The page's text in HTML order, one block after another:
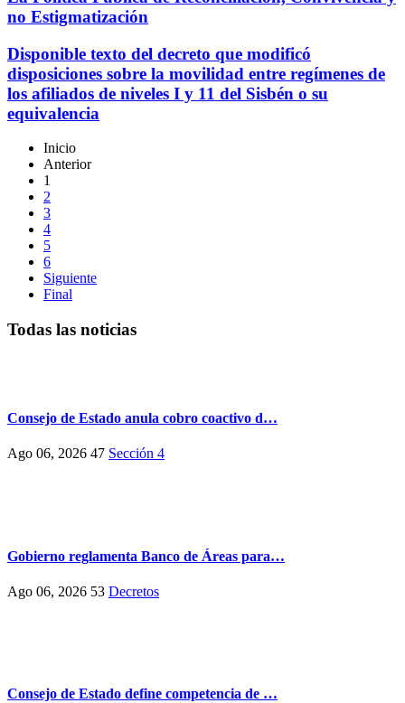
no Estigmatización
Disponible texto del decreto que modificó
disposiciones sobre la movilidad entre regímenes de
los afiliados de niveles I y 11 del Sisbén o su
equivalencia
Inicio
Anterior
1
2
3
4
5
6
Siguiente
Final
Todas las noticias
Consejo de Estado anula cobro coactivo d…
Ago 06, 2026 47 Sección 4
Gobierno reglamenta Banco de Áreas para…
Ago 06, 2026 53 Decretos
Consejo de Estado define competencia de …